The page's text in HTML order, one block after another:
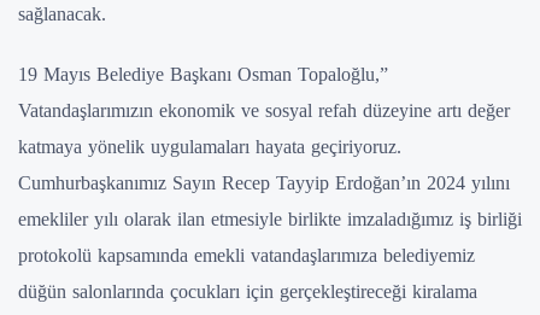
sağlanacak.
19 Mayıs Belediye Başkanı Osman Topaloğlu,”
Vatandaşlarımızın ekonomik ve sosyal refah düzeyine artı değer
katmaya yönelik uygulamaları hayata geçiriyoruz.
Cumhurbaşkanımız Sayın Recep Tayyip Erdoğan’ın 2024 yılını
emekliler yılı olarak ilan etmesiyle birlikte imzaladığımız iş birliği
protokolü kapsamında emekli vatandaşlarımıza belediyemiz
düğün salonlarında çocukları için gerçekleştireceği kiralama